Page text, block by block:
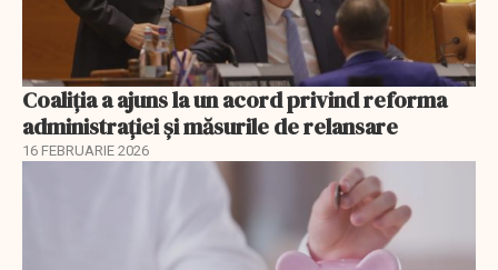
Coaliția a ajuns la un acord privind reforma
administrației și măsurile de relansare
16 FEBRUARIE 2026